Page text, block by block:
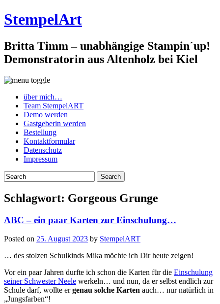
StempelArt
Britta Timm – unabhängige Stampin´up!
Demonstratorin aus Altenholz bei Kiel
über mich…
Team StempelART
Demo werden
Gastgeberin werden
Bestellung
Kontaktformular
Datenschutz
Impressum
Schlagwort: Gorgeous Grunge
ABC – ein paar Karten zur Einschulung…
Posted on 25. August 2023 by StempelART
… des stolzen Schulkinds Mika möchte ich Dir heute zeigen!
Vor ein paar Jahren durfte ich schon die Karten für die Einschulung
seiner Schwester Neele werkeln… und nun, da er selbst endlich zur
Schule darf, wollte ergenau solche Karten auch… nur natürlich in
„Jungsfarben“!